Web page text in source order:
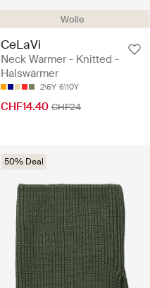
Wolle
CeLaVi
Neck Warmer - Knitted -
Halswärmer
2\6Y 6\10Y
CHF14.40 CHF24
50% Deal